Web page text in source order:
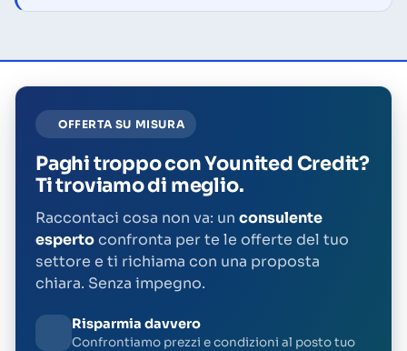
OFFERTA SU MISURA
Paghi troppo con Younited Credit?
Ti troviamo di meglio.
Raccontaci cosa non va: un consulente
espertoconfronta per te le offerte del tuo
settore e ti richiama con una proposta
chiara. Senza impegno.
Risparmia davvero
Confrontiamo prezzi e condizioni al posto tuo